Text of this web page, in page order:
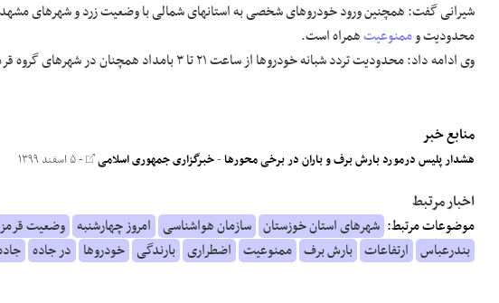
شیرانی گفت: همچنین ورود خودروهای شخصی به استانهای شمالی با وضعیت زرد و شهرهای مشهد،
محدودیت وممنوعیتهمراه است.
وی ادامه داد: محدودیت تردد شبانه خودروها از ساعت ۲۱ تا ۳ بامداد همچنان در شهرهای گروه قرمز و نارنجی و زرد و آبی ادامه دارد.
منابع خبر
هشدار پلیس درمورد بارش برف و باران در برخی محورها-خبرگزاری جمهوری اسلامی - ۵ اسفند ۱۳۹۹
اخبار مرتبط
موضوعات مرتبط: شهرهای استان خوزستان سازمان هواشناسی امروز چهارشنبه وضعیت قرمز
بندرعباس ارتفاعات بارش برف ممنوعیت اضطراری بارندگی خودروها در جاده